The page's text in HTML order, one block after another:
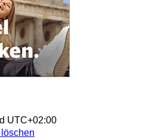
UTC+02:00